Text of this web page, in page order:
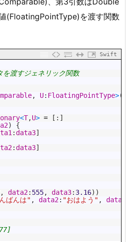
(FloatingPointType)を渡す関数
Swift
渡すジェネリック関数
, U: FloatingPointType>(
<T,U> = [ : ]
)
{
:data3]
:data3]
, data2: 555, data3: 3.16) )
ばんは" , data2: "おはよう" ,
data3